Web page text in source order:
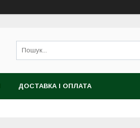
ДОСТАВКА І ОПЛАТА